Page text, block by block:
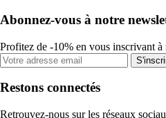
Abonnez-vous à notre
Profitez de -10% en vous inscrivant à
Restons connectés
Retrouvez-nous sur les réseaux